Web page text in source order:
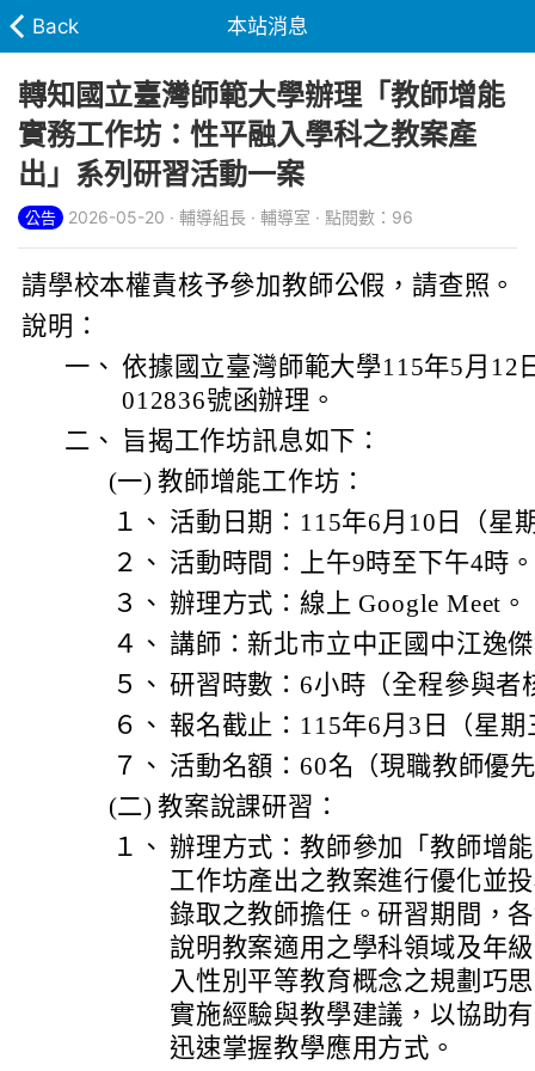
Back 本站消息
轉知國立臺灣師範大學辦理「教師增能
實務工作坊：性平融入學科之教案產
出」系列研習活動一案
公告 2026-05-20 · 輔導組長 · 輔導室 · 點閱數：96
請學校本權責核予參加教師公假，請查照。
說明：
一、 依據國立臺灣師範大學115年5月12
012836號函辦理。
二、 旨揭工作坊訊息如下：
(一) 教師增能工作坊：
１、 活動日期：115年6月10日（星
２、 活動時間：上午9時至下午4時。
３、 辦理方式：線上 Google Meet。
４、 講師：新北市立中正國中江逸
５、 研習時數：6小時（全程參與者
６、 報名截止：115年6月3日（星
７、 活動名額：60名（現職教師優
(二) 教案說課研習：
１、 辦理方式：教師參加「教師增
工作坊產出之教案進行優化並
錄取之教師擔任。研習期間，
說明教案適用之學科領域及年
入性別平等教育概念之規劃巧
實施經驗與教學建議，以協助
迅速掌握教學應用方式。